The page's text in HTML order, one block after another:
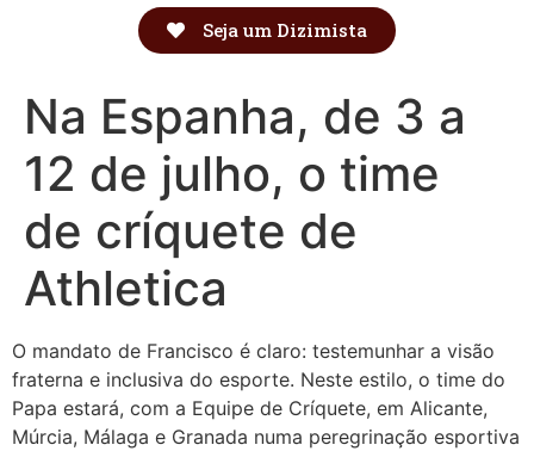
Seja um Dizimista
Na Espanha, de 3 a
12 de julho, o time
de críquete de
Athletica
O mandato de Francisco é claro: testemunhar a visão
fraterna e inclusiva do esporte. Neste estilo, o time do
Papa estará, com a Equipe de Críquete, em Alicante,
Múrcia, Málaga e Granada numa peregrinação esportiva